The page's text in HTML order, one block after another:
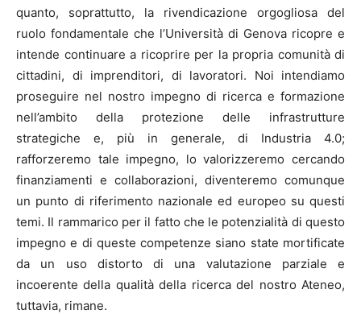
quanto, soprattutto, la rivendicazione orgogliosa del
ruolo fondamentale che l’Università di Genova ricopre e
intende continuare a ricoprire per la propria comunità di
cittadini, di imprenditori, di lavoratori. Noi intendiamo
proseguire nel nostro impegno di ricerca e formazione
nell’ambito della protezione delle infrastrutture
strategiche e, più in generale, di Industria 4.0;
rafforzeremo tale impegno, lo valorizzeremo cercando
finanziamenti e collaborazioni, diventeremo comunque
un punto di riferimento nazionale ed europeo su questi
temi. Il rammarico per il fatto che le potenzialità di questo
impegno e di queste competenze siano state mortificate
da un uso distorto di una valutazione parziale e
incoerente della qualità della ricerca del nostro Ateneo,
tuttavia, rimane.